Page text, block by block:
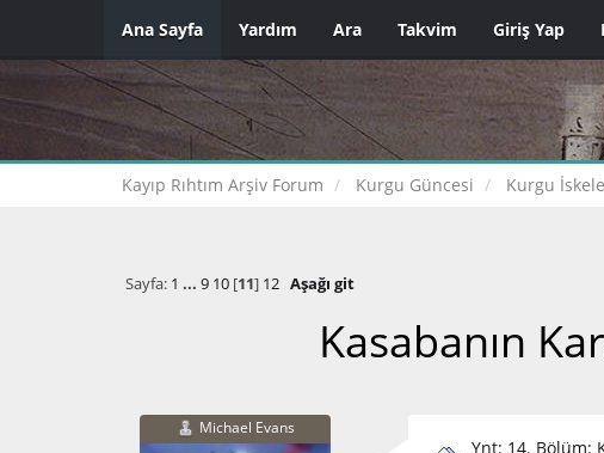
Ana Sayfa Yardım Ara Takvim Giriş Yap
Kayıp Rıhtım Arşiv Forum Kurgu Güncesi Kurgu
Sayfa: 1 ... 9 10[11] 12 Aşağı git
Kasabanın
Michael Evans
Ynt: 14. Bölüm: